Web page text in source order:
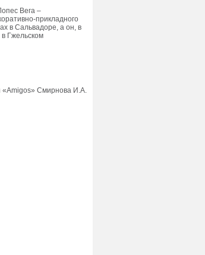
Вега –
прикладного
в Сальвадоре, а он, в
Гжельском
«Amigos» Смирнова И.А.